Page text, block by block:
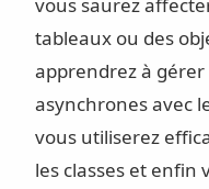
vous saurez
tableaux ou des
apprendrez à
asynchrones avec
vous utiliserez
les classes et enfin